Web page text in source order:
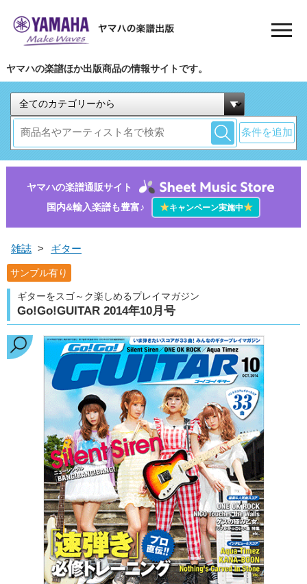
ヤマハの楽譜ほか出版商品の情報サイトです。
条件を追加
ヤマハの楽譜通販サイト
国内&輸入楽譜も豊富♪
★キャンペーン実施中★
雑誌 > ギター
サンプル有り
ギターをスゴ～ク楽しめるプレイマガジン
Go!Go!GUITAR 2014年10月号